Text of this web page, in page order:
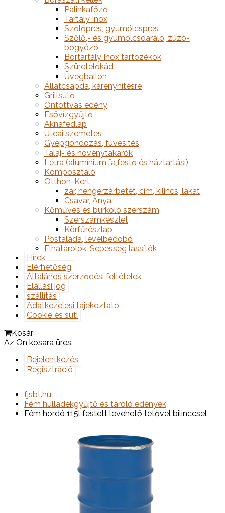
Pálinkafőző
Tartály Inox
Szőlőprés, gyümölcsprés
Szőlő,- és gyümölcsdaráló, zúzó-
bogyózó
Bortartály Inox tartozékok
Szüretelőkád
Üvegballon
Állatcsapda, kárenyhítésre
Grillsütő
Öntöttvas edény
Esővízgyűjtő
Aknafedlap
Utcai szemetes
Gyepgondozás, füvesítés
Talaj- és növénytakarók
Létra (alumínium,fa,festő és háztartási)
Komposztáló
Otthon-Kert
zár, hengerzárbetét, cím, kilincs, lakat
Csavar, Anya
Kőműves és burkoló szerszám
Szerszámkészlet
Körfűrészlap
Postaláda, levélbedobó
Elhatárolók, Sebesség lassítók
Hírek
Elérhetőség
Általános szerződési feltételek
Elállási jog
szállítás
Adatkezelési tájékoztató
Cookie és süti
Kosár
Az Ön kosara üres.
Bejelentkezés
Regisztráció
fjsbt.hu
Fém hulladékgyűjtő és tároló edények
Fém hordó 115l festett levehető tetővel bilinccsel